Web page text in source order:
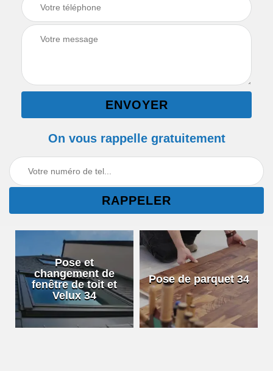
On vous rappelle gratuitement
Pose et
changement de
fenêtre de toit et
Velux 34
Pose de parquet 34